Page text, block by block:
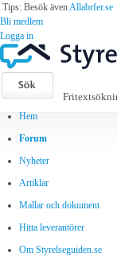
Tips: Besök ävenAllabrfer.se
Bli medlem
Logga in
Hem
Forum
Nyheter
Artiklar
Mallar och dokument
Hitta leverantörer
Om Styrelseguiden.se